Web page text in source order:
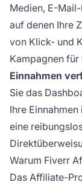
Medien, E-
auf denen Ihre
von Klick- und
Kampagnen
Einnahmen
Sie das
Ihre
eine
Warum Fiverr
Das Affiliate-